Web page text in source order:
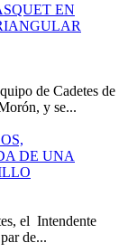
EN
de Cadetes de
y se...
DE UNA
el Intendente
de...